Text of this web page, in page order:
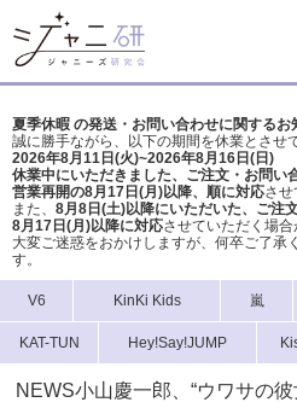
夏季休暇 の発送・お問い合わせに関するお
誠に勝手ながら、以下の期間を休業とさせ
2026年8月11日(火)~2026年8月16日(日)
休業中にいただきました、ご注文・お問い
営業再開の8月17日(月)以降、順に対応させ
また、 8月8日(土)以降にいただいた、ご注
8月17日(月)以降に対応させていただく場合
大変ご迷惑をおかけしますが、 何卒ご了承
す。
V6 KinKi Kids 嵐
KAT-TUN Hey!Say!JUMP
NEWS小山慶一郎、“ウワサの